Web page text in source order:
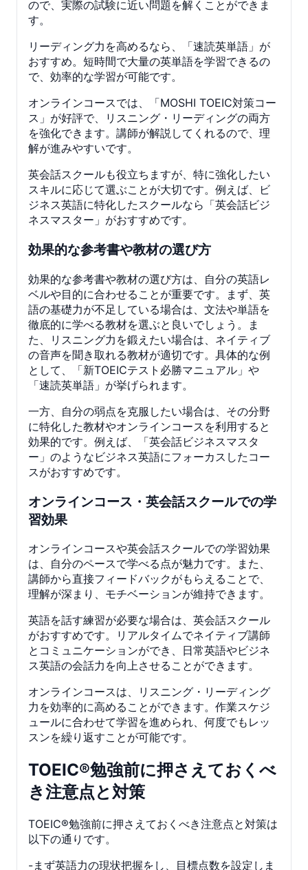
ので、実際の試験に近い問題を解くことができま
す。
リーディング力を高めるなら、「速読英単語」が
おすすめ。短時間で大量の英単語を学習できるの
で、効率的な学習が可能です。
オンラインコースでは、「MOSHI TOEIC対策コー
ス」が好評で、リスニング・リーディングの両方
を強化できます。講師が解説してくれるので、理
解が進みやすいです。
英会話スクールも役立ちますが、特に強化したい
スキルに応じて選ぶことが大切です。例えば、ビ
ジネス英語に特化したスクールなら「英会話ビジ
ネスマスター」がおすすめです。
効果的な参考書や教材の選び方
効果的な参考書や教材の選び方は、自分の英語レ
ベルや目的に合わせることが重要です。まず、英
語の基礎力が不足している場合は、文法や単語を
徹底的に学べる教材を選ぶと良いでしょう。ま
た、リスニング力を鍛えたい場合は、ネイティブ
の音声を聞き取れる教材が適切です。具体的な例
として、「新TOEICテスト必勝マニュアル」や
「速読英単語」が挙げられます。
一方、自分の弱点を克服したい場合は、その分野
に特化した教材やオンラインコースを利用すると
効果的です。例えば、「英会話ビジネスマスタ
ー」のようなビジネス英語にフォーカスしたコー
スがおすすめです。
オンラインコース・英会話スクールでの学
習効果
オンラインコースや英会話スクールでの学習効果
は、自分のペースで学べる点が魅力です。また、
講師から直接フィードバックがもらえることで、
理解が深まり、モチベーションが維持できます。
英語を話す練習が必要な場合は、英会話スクール
がおすすめです。リアルタイムでネイティブ講師
とコミュニケーションができ、日常英語やビジネ
ス英語の会話力を向上させることができます。
オンラインコースは、リスニング・リーディング
力を効率的に高めることができます。作業スケジ
ュールに合わせて学習を進められ、何度でもレッ
スンを繰り返すことが可能です。
TOEIC®勉強前に押さえておくべ
き注意点と対策
TOEIC®勉強前に押さえておくべき注意点と対策は
以下の通りです。
-まず英語力の現状把握をし、目標点数を設定しま